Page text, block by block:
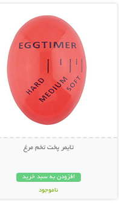
تایمر پخت تخم مرغ
افزودن به سبد خرید
ناموجود